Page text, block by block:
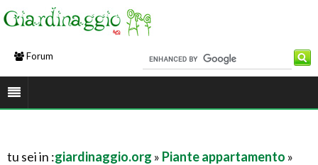
Forum
tu sei in :giardinaggio.org » Piante appartamento »